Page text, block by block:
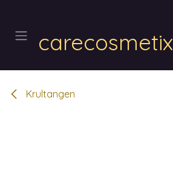
carecosmetix
Krultangen